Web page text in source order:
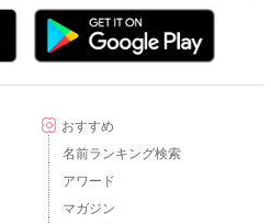
おすすめ
名前ランキング検索
アワード
マガジン